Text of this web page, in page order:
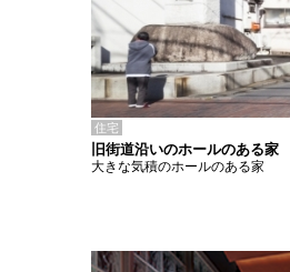
住宅
旧街道沿いのホールのある家
大きな気積のホールのある家